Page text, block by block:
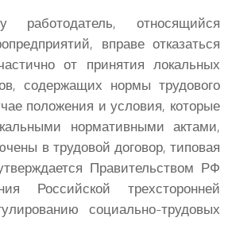
работодатель, относящийся
вправе отказаться
от принятия локальных
содержащих нормы трудового
положения и условия, которые
нормативными актами,
в трудовой договор, типовая
Правительством РФ
Российской трехсторонней
социально-трудовых